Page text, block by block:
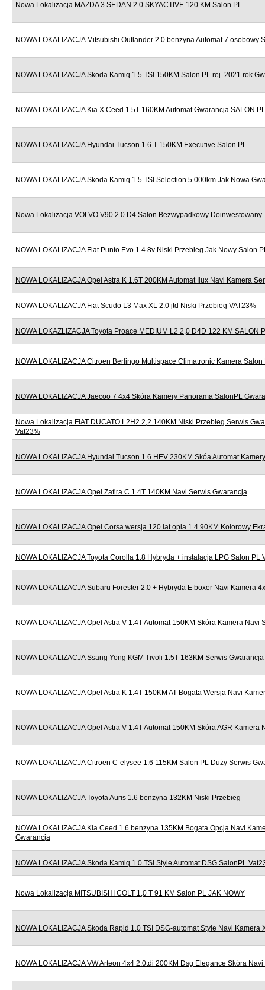
Nowa Lokalizacja MAZDA 3 SEDAN 2.0 SKYACTIVE 120 KM Salon PL
NOWA LOKALIZACJA Mitsubishi Outlander 2.0 benzyna Automat 7 osobowy
NOWA LOKALIZACJA Skoda Kamiq 1.5 TSI 150KM Salon PL rej. 2021 rok
NOWA LOKALIZACJA Kia X Ceed 1.5T 160KM Automat Gwarancja SALON PL
NOWA LOKALIZACJA Hyundai Tucson 1.6 T 150KM Executive Salon PL
NOWA LOKALIZACJA Skoda Kamiq 1.5 TSI Selection 5.000km Jak Nowa
Nowa Lokalizacja VOLVO V90 2.0 D4 Salon Bezwypadkowy Doinwestowany
NOWA LOKALIZACJA Fiat Punto Evo 1.4 8v Niski Przebieg Jak Nowy Salon
NOWA LOKALIZACJA Opel Astra K 1.6T 200KM Automat Ilux Navi Kamera
NOWA LOKALIZACJA Fiat Scudo L3 Max XL 2.0 jtd Niski Przebieg VAT23%
NOWA LOKAZLIZACJA Toyota Proace MEDIUM L2 2,0 D4D 122 KM SALON
NOWA LOKALIZACJA Citroen Berlingo Multispace Climatronic Kamera Salon
NOWA LOKALIZACJA Jaecoo 7 4x4 Skóra Kamery Panorama SalonPL
Nowa Lokalizacja FIAT DUCATO L2H2 2,2 140KM Niski Przebieg Serwis
Vat23%
NOWA LOKALIZACJA Hyundai Tucson 1.6 HEV 230KM Skóa Automat
NOWA LOKALIZACJA Opel Zafira C 1.4T 140KM Navi Serwis Gwarancja
NOWA LOKALIZACJA Opel Corsa wersja 120 lat opla 1.4 90KM Kolorowy
NOWA LOKALIZACJA Toyota Corolla 1.8 Hybryda + instalacja LPG Salon PL
NOWA LOKALIZACJA Subaru Forester 2.0 + Hybryda E boxer Navi Kamera
NOWA LOKALIZACJA Opel Astra V 1.4T Automat 150KM Skóra Kamera Navi
NOWA LOKALIZACJA Ssang Yong KGM Tivoli 1.5T 163KM Serwis
NOWA LOKALIZACJA Opel Astra K 1.4T 150KM AT Bogata Wersja Navi
NOWA LOKALIZACJA Opel Astra V 1.4T Automat 150KM Skóra AGR Kamera
NOWA LOKALIZACJA Citroen C-elysee 1.6 115KM Salon PL Duży Serwis
NOWA LOKALIZACJA Toyota Auris 1.6 benzyna 132KM Niski Przebieg
NOWA LOKALIZACJA Kia Ceed 1.6 benzyna 135KM Bogata Opcja Navi
Gwarancja
NOWA LOKALIZACJA Skoda Kamiq 1.0 TSI Style Automat DSG SalonPL
Nowa Lokalizacja MITSUBISHI COLT 1,0 T 91 KM Salon PL JAK NOWY
NOWA LOKALIZACJA Skoda Rapid 1.0 TSI DSG-automat Style Navi Kamera
NOWA LOKALIZACJA VW Arteon 4x4 2.0tdi 200KM Dsg Elegance Skóra